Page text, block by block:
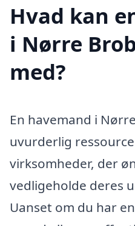
Hvad kan
i Nørre
med?
En havemand i
uvurderlig
virksomheder, der
vedligeholde deres
Uanset om du har